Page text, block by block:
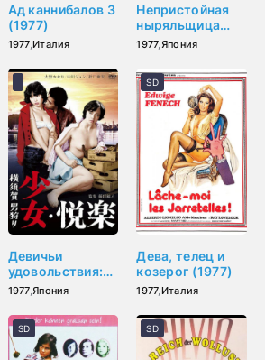
Ад каннибалов 3
(1977)
1977,Италия
Непристойная
ныряльщица
(1977)
1977,Япония
Девичьи
удовольствия:
Охота за
(1977)
1977,Япония
Дева, телец и
козерог (1977)
1977,Италия
SD
SD SD